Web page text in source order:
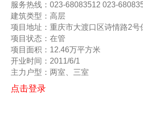
服务热线：023-68083512 023-
建筑类型：高层
项目地址：重庆市大渡口区诗情路2号
项目状态：在管
项目面积：12.46万平方米
开业时间：2011/6/1
主力户型：两室、三室
点击登录